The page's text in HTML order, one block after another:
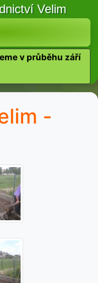
Velim
v průběhu září
-